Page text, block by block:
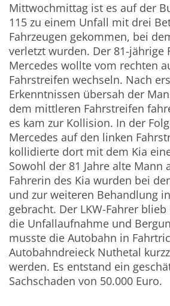
Mittwochmittag ist es auf der
115 zu einem Unfall mit drei
Fahrzeugen gekommen, bei
verletzt wurden. Der 81-jährige
Mercedes wollte vom rechten
Fahrstreifen wechseln. Nach
Erkenntnissen übersah der
dem mittleren Fahrstreifen
es kam zur Kollision. In der
Mercedes auf den linken
kollidierte dort mit dem Kia
Sowohl der 81 Jahre alte Mann
Fahrerin des Kia wurden bei
und zur weiteren Behandlung
gebracht. Der LKW-Fahrer
die Unfallaufnahme und
musste die Autobahn in
Autobahndreieck Nuthetal
werden. Es entstand ein
Sachschaden von 50.000 Euro.